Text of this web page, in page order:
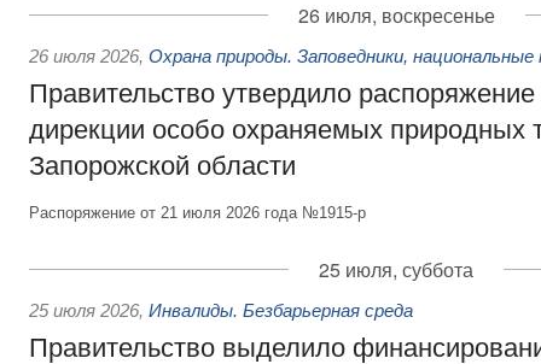
26 июля, воскресенье
26 июля 2026, Охрана природы. Заповедники, национальные
Правительство утвердило
дирекции особо охраняемых природных
Запорожской области
Распоряжение от 21 июля 2026 года №1915-р
25 июля, суббота
25 июля 2026, Инвалиды. Безбарьерная среда
Правительство выделило